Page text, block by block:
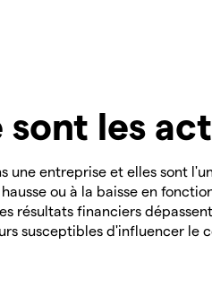
les
une entreprise et elles sont
ou à la baisse en
résultats financiers
susceptibles d'influencer le